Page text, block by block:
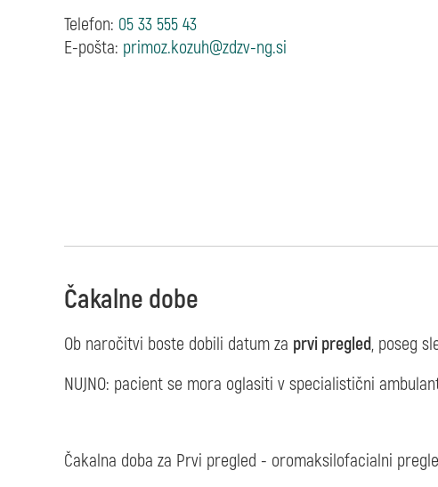
Telefon: 05 33 555 43
E-pošta:
Čakalne dobe
Ob naročitvi boste dobili datum za prvi pregled, poseg
NUJNO: pacient se mora oglasiti v specialistični
Čakalna doba za Prvi pregled - oromaksilofacialni